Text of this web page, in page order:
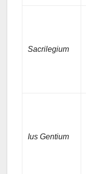
Sacrilegium
Ius Gentium